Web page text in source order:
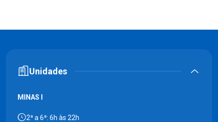
Unidades
MINAS I
2ª a 6ª: 6h às 22h